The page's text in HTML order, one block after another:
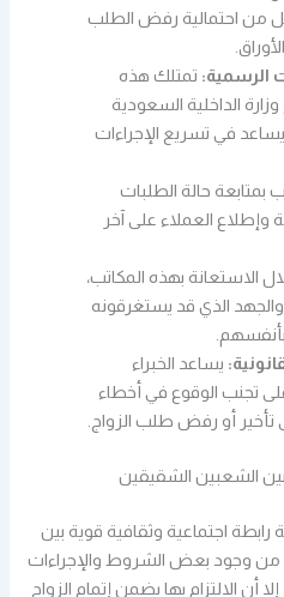
من احتمالية رفض الطلب
الرسمية: تمتلك هذه
الداخلية السعودية
في تسريع الإجراءات
بمتابعة حالة الطلبات
العملاء على آخر
الاستعانة بهذه المكاتب،
والجهد الذي قد يستغرقونه
يساعد الخبراء
تجنب الوقوع في أخطاء
تأخير أو رفض طلب الزواج.
بين الشعبين الشقيقين
اجتماعية وثقافية قوية بين
من وجود بعض الشروط والإجراءات
أن الالتزام بها يضمن إتمام الزواج